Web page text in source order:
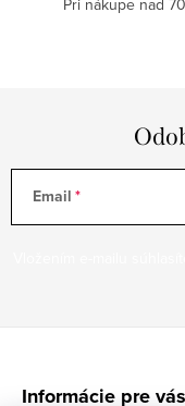
Email
Informácie pre vás